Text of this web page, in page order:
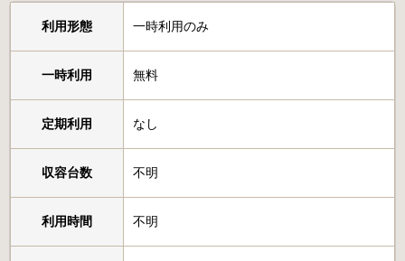
利用形態 一時利用のみ
一時利用 無料
定期利用 なし
収容台数 不明
利用時間 不明